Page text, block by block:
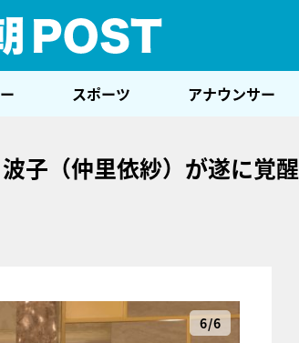
スポーツ アナウンサー
子（仲里依紗）が遂に覚醒
6/6